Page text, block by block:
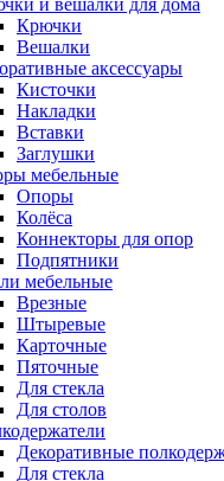
и вешалки для дома
Крючки
Вешалки
аксессуары
Кисточки
Накладки
Вставки
Заглушки
мебельные
Опоры
Колёса
Коннекторы для опор
Подпятники
мебельные
Врезные
Штыревые
Карточные
Пяточные
Для стекла
Для столов
Декоративные
Для стекла